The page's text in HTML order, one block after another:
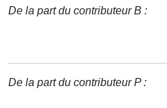
De la part du contributeur B :
De la part du contributeur P :